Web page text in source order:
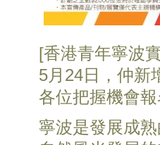
[香港青年寧波
5月24日，仲新
各位把握機會
寧波是發展成